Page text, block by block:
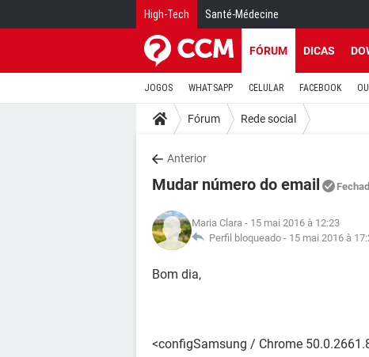
High-Tech Santé-Médecine
FÓRUM DICAS
JOGOS WHATSAPP CELULAR FACEBOOK
Fórum Rede social
Anterior
Mudar número do email
Maria Clara - 15 mai 2016 à 12:23
Perfil bloqueado - 15 mai 2016 à
Bom dia,
<configSamsung / Chrome